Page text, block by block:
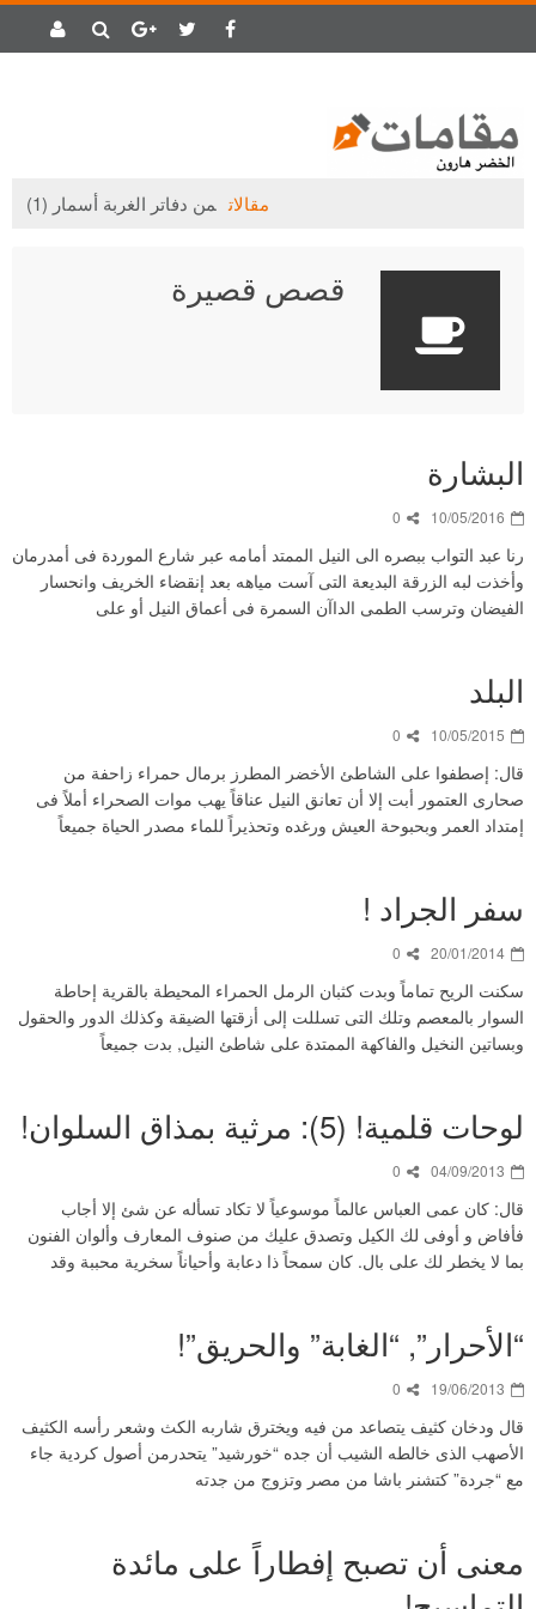
مقالات من دفاتر الغربة أسمار (1)
قصص قصيرة
البشارة
10/05/2016
0
رنا عبد التواب ببصره الى النيل الممتد أمامه عبر شارع الموردة فى أمدرمان
وأخذت لبه الزرقة البديعة التى آست مياهه بعد إنقضاء الخريف وانحسار
الفيضان وترسب الطمى الداآن السمرة فى أعماق النيل أو على
البلد
10/05/2015
0
قال: إصطفوا على الشاطئ الأخضر المطرز برمال حمراء زاحفة من
صحارى العتمور أبت إلا أن تعانق النيل عناقاً يهب موات الصحراء أملاً فى
إمتداد العمر وبحبوحة العيش ورغده وتحذيراً للماء مصدر الحياة جميعاً
سفر الجراد !
20/01/2014
0
سكنت الريح تماماً وبدت كثبان الرمل الحمراء المحيطة بالقرية إحاطة
السوار بالمعصم وتلك التى تسللت إلى أزقتها الضيقة وكذلك الدور والحقول
وبساتين النخيل والفاكهة الممتدة على شاطئ النيل, بدت جميعاً
لوحات قلمية! (5): مرثية بمذاق السلوان!
04/09/2013
0
قال: كان عمى العباس عالماً موسوعياً لا تكاد تسأله عن شئ إلا أجاب
فأفاض و أوفى لك الكيل وتصدق عليك من صنوف المعارف وألوان الفنون
بما لا يخطر لك على بال. كان سمحاً ذا دعابة وأحياناً سخرية محببة وقد
“الأحرار”, “الغابة” والحريق”!
19/06/2013
0
قال ودخان كثيف يتصاعد من فيه ويخترق شاربه الكث وشعر رأسه الكثيف
الأصهب الذى خالطه الشيب أن جده “خورشيد” يتحدرمن أصول كردية جاء
مع “جردة” كتشنر باشا من مصر وتزوج من جدته
معنى أن تصبح إفطاراً على مائدة